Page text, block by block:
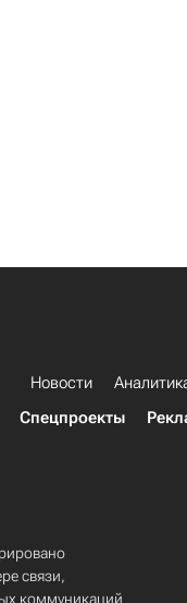
Новости
Спецпроекты
связи,
коммуникаций